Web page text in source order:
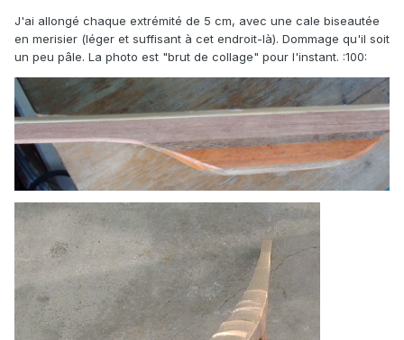
J'ai allongé chaque extrémité de 5 cm, avec une cale biseautée
en merisier (léger et suffisant à cet endroit-là). Dommage qu'il soit
un peu pâle. La photo est "brut de collage" pour l'instant. :100: